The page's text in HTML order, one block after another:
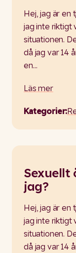
Hej, jag är en
jag inte riktigt
situationen.
då jag var 14
en…
Läs mer
Kategorier:
Sexuellt
jag?
Hej, jag är en
jag inte riktigt
situationen.
då jag var 14